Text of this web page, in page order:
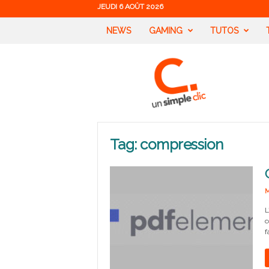
JEUDI 6 AOÛT 2026
NEWS GAMING TUTOS
Tag: compression